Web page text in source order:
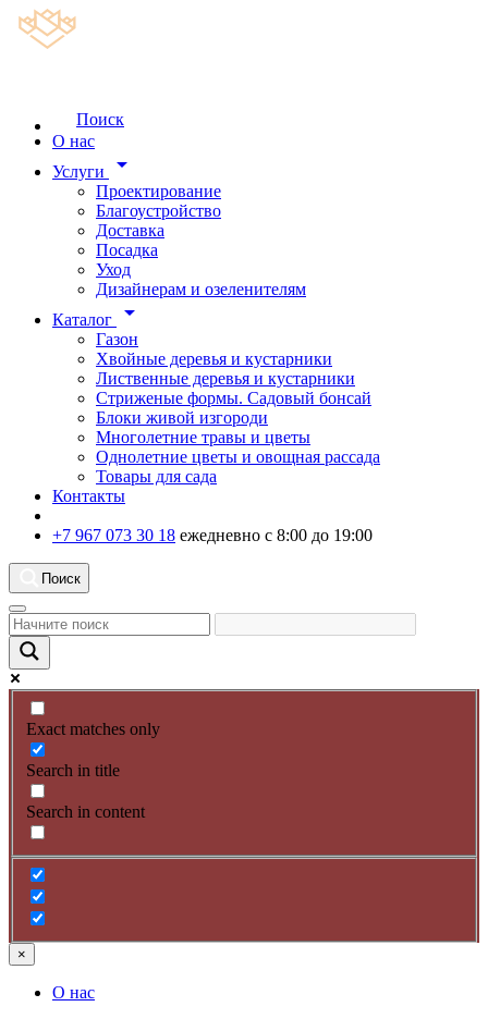
Поиск
О нас
Услуги
arrow_drop_down
Проектирование
Благоустройство
Доставка
Посадка
Уход
Дизайнерам и озеленителям
Каталог
arrow_drop_down
Газон
Хвойные деревья и кустарники
Лиственные деревья и кустарники
Стриженые формы. Садовый бонсай
Блоки живой изгороди
Многолетние травы и цветы
Однолетние цветы и овощная рассада
Товары для сада
Контакты
+7 967 073 30 18 ежедневно с 8:00 до 19:00
Поиск
Exact matches only
Search in title
Search in content
×
О нас